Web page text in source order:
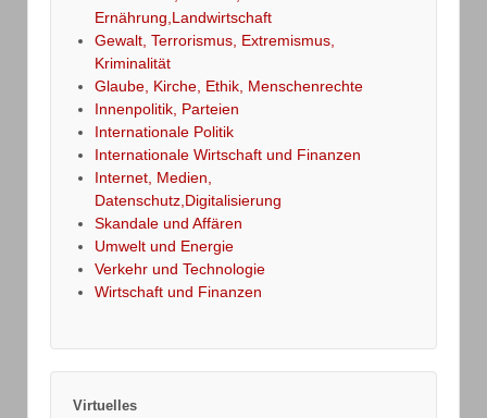
Ernährung,Landwirtschaft
Gewalt, Terrorismus, Extremismus,
Kriminalität
Glaube, Kirche, Ethik, Menschenrechte
Innenpolitik, Parteien
Internationale Politik
Internationale Wirtschaft und Finanzen
Internet, Medien,
Datenschutz,Digitalisierung
Skandale und Affären
Umwelt und Energie
Verkehr und Technologie
Wirtschaft und Finanzen
Virtuelles